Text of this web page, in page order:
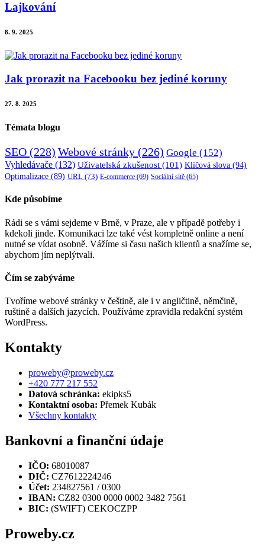
Lajkování
8. 9. 2025
Jak prorazit na Facebooku bez jediné koruny
27. 8. 2025
Témata blogu
SEO (228) Webové stránky (226) Google (152)
Vyhledávače (132) Uživatelská zkušenost (101) Klíčová slova (94)
Optimalizace (89) URL (73) E-commerce (69) Sociální sítě (65)
Kde působíme
Rádi se s vámi sejdeme v Brně, v Praze, ale v případě potřeby i
kdekoli jinde. Komunikaci lze také vést kompletně online a není
nutné se vídat osobně. Vážíme si času našich klientů a snažíme se,
abychom jím neplýtvali.
Čím se zabýváme
Tvoříme webové stránky v češtině, ale i v angličtině, němčině,
ruštině a dalších jazycích. Používáme zpravidla redakční systém
WordPress.
Kontakty
proweby@proweby.cz
+420 777 217 552
Datová schránka: ekipks5
Kontaktní osoba: Přemek Kubák
Všechny kontakty
Bankovní a finanční údaje
IČO: 68010087
DIČ: CZ7612224246
Účet: 234827561 / 0300
IBAN: CZ82 0300 0000 0002 3482 7561
BIC: (SWIFT) CEKOCZPP
Proweby.cz